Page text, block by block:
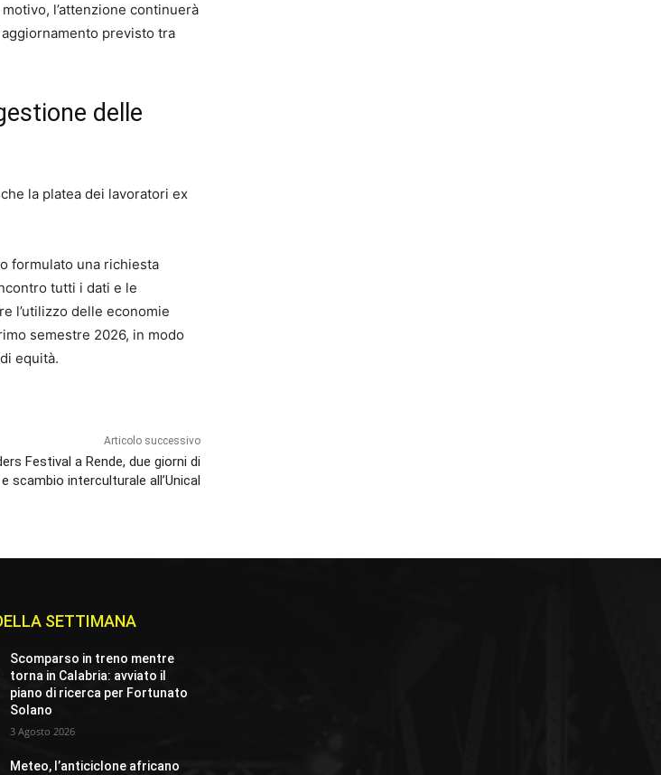
l’attenzione continuerà
previsto tra
delle
la platea dei lavoratori ex
formulato una richiesta
tutti i dati e le
l’utilizzo delle economie
semestre 2026, in modo
equità.
Articolo successivo
Festival a Rende, due giorni di
scambio interculturale all’Unical
SETTIMANA
Scomparso in treno mentre
torna in Calabria: avviato il
piano di ricerca per Fortunato
Solano
3 Agosto 2026
Meteo, l’anticiclone africano